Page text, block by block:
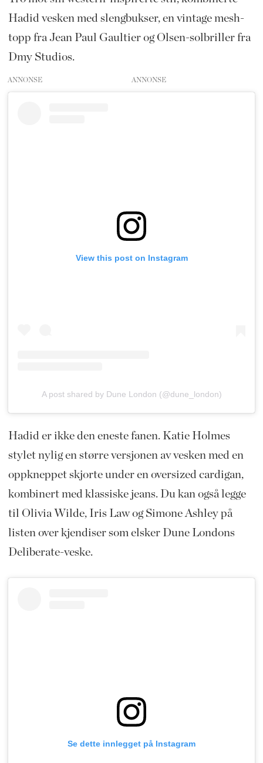
Hadid vesken med slengbukser, en vintage mesh-
topp fra Jean Paul Gaultier og Olsen-solbriller fra
Dmy Studios.
ANNONSE
View this post on Instagram
A post shared by Dune London (@dune_london)
Hadid er ikke den eneste fanen. Katie Holmes
stylet nylig en større versjonen av vesken med en
oppkneppet skjorte under en oversized cardigan,
kombinert med klassiske jeans. Du kan også legge
til Olivia Wilde, Iris Law og Simone Ashley på
listen over kjendiser som elsker Dune Londons
Deliberate-veske.
Se dette innlegget på Instagram